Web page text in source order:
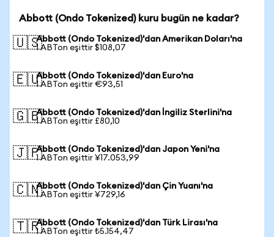
Abbott (Ondo Tokenized) kuru bugün ne kadar?
🇺🇸Abbott (Ondo Tokenized)'dan Amerikan Doları'na
1 ABTon eşittir $108,07
🇪🇺Abbott (Ondo Tokenized)'dan Euro'na
1 ABTon eşittir €93,51
🇬🇧Abbott (Ondo Tokenized)'dan İngiliz Sterlini'na
1 ABTon eşittir £80,10
🇯🇵Abbott (Ondo Tokenized)'dan Japon Yeni'na
1 ABTon eşittir ¥17.053,99
🇨🇳Abbott (Ondo Tokenized)'dan Çin Yuanı'na
1 ABTon eşittir ¥729,16
🇹🇷Abbott (Ondo Tokenized)'dan Türk Lirası'na
1 ABTon eşittir ₺5.154,47